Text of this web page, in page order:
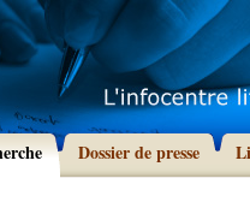
Dossier de presse